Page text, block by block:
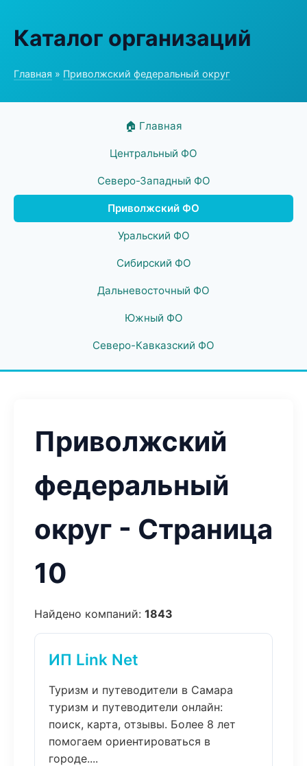
Каталог организаций
Главная » Приволжский федеральный округ
🏠 Главная
Центральный ФО
Северо-Западный ФО
Приволжский ФО
Уральский ФО
Сибирский ФО
Дальневосточный ФО
Южный ФО
Северо-Кавказский ФО
Приволжский
федеральный
округ - Страница
10
Найдено компаний: 1843
ИП Link Net
Туризм и путеводители в Самара
туризм и путеводители онлайн:
поиск, карта, отзывы. Более 8 лет
помогаем ориентироваться в
городе....